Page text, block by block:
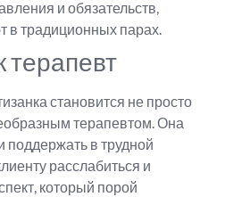
и обязательств,
в традиционных парах.
терапевт
становится не просто
терапевтом. Она
поддержать в трудной
расслабиться и
который порой